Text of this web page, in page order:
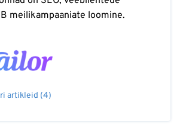
meilikampaaniate loomine.
artikleid (4)